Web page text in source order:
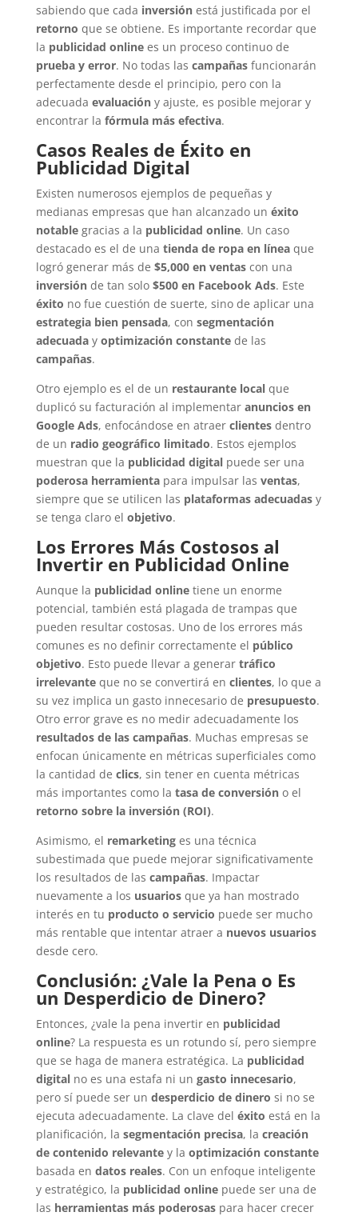
sabiendo que cada inversiónestá justificada por el
retorno que se obtiene. Es importante recordar que
la publicidad onlinees un proceso continuo de
prueba y error. No todas las campañasfuncionarán
perfectamente desde el principio, pero con la
adecuada evaluacióny ajuste, es posible mejorar y
encontrar la fórmula más efectiva.
Casos Reales de Éxito en
Publicidad Digital
Existen numerosos ejemplos de pequeñas y
medianas empresas que han alcanzado un éxito
notablegracias a la publicidad online. Un caso
destacado es el de una tienda de ropa en líneaque
logró generar más de $5,000 en ventascon una
inversiónde tan solo $500 en Facebook Ads. Este
éxito no fue cuestión de suerte, sino de aplicar una
estrategia bien pensada, con segmentación
adecuaday optimización constantede las
campañas.
Otro ejemplo es el de un restaurante localque
duplicó su facturación al implementar anuncios en
Google Ads, enfocándose en atraer clientesdentro
de un radio geográfico limitado. Estos ejemplos
muestran que la publicidad digitalpuede ser una
poderosa herramientapara impulsar las ventas,
siempre que se utilicen las plataformas adecuadasy
se tenga claro el objetivo.
Los Errores Más Costosos al
Invertir en Publicidad Online
Aunque la publicidad onlinetiene un enorme
potencial, también está plagada de trampas que
pueden resultar costosas. Uno de los errores más
comunes es no definir correctamente el público
objetivo. Esto puede llevar a generar tráfico
irrelevanteque no se convertirá en clientes, lo que a
su vez implica un gasto innecesario de presupuesto.
Otro error grave es no medir adecuadamente los
resultados de las campañas. Muchas empresas se
enfocan únicamente en métricas superficiales como
la cantidad de clics, sin tener en cuenta métricas
más importantes como la tasa de conversióno el
retorno sobre la inversión (ROI).
Asimismo, el remarketinges una técnica
subestimada que puede mejorar significativamente
los resultados de las campañas. Impactar
nuevamente a los usuariosque ya han mostrado
interés en tu producto o servicio puede ser mucho
más rentable que intentar atraer a nuevos usuarios
desde cero.
Conclusión: ¿Vale la Pena o Es
un Desperdicio de Dinero?
Entonces, ¿vale la pena invertir en publicidad
online? La respuesta es un rotundo sí, pero siempre
que se haga de manera estratégica. La publicidad
digitalno es una estafa ni un gasto innecesario,
pero sí puede ser un desperdicio de dinero si no se
ejecuta adecuadamente. La clave del éxito está en la
planificación, la segmentación precisa, la creación
de contenido relevantey la optimización constante
basada en datos reales. Con un enfoque inteligente
y estratégico, la publicidad onlinepuede ser una de
las herramientas más poderosaspara hacer crecer